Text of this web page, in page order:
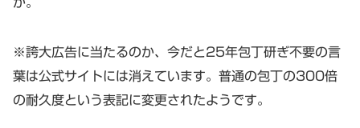
※誇大広告に当たるのか、今だと25年包丁研ぎ不要の言
葉は公式サイトには消えています。普通の包丁の300倍
の耐久度という表記に変更されたようです。